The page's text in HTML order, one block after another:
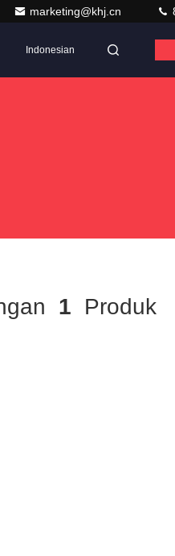
marketing@khj.cn
Indonesian
1 Produk